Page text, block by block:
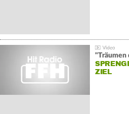
"Träumen
IEL